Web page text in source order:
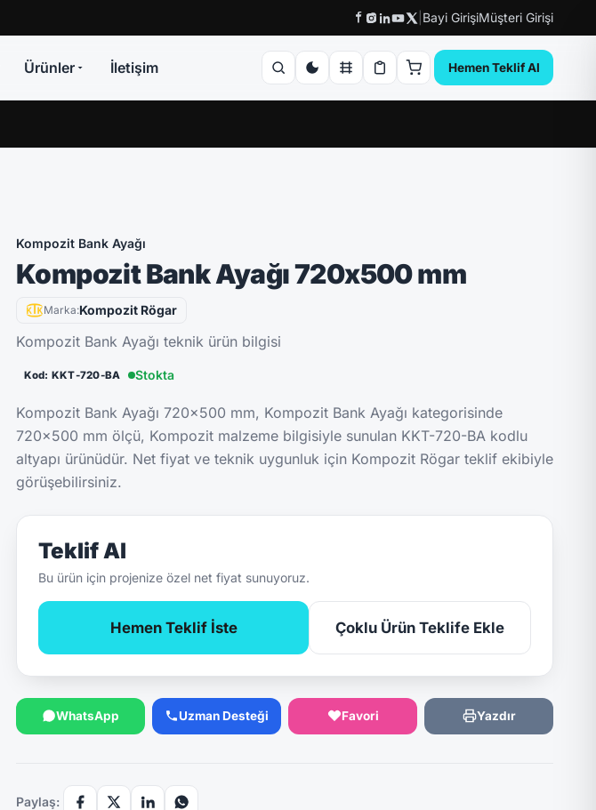
Bayi GirişiMüşteri Girişi
Ürünler İletişim Hemen Teklif Al
Kompozit Bank Ayağı
Kompozit Bank Ayağı 720x500 mm
Marka:Kompozit Rögar
Kompozit Bank Ayağı teknik ürün bilgisi
Kod: KKT-720-BA Stokta
Kompozit Bank Ayağı 720x500 mm, Kompozit Bank Ayağı kategorisinde
720x500 mm ölçü, Kompozit malzeme bilgisiyle sunulan KKT-720-BA kodlu
altyapı ürünüdür. Net fiyat ve teknik uygunluk için Kompozit Rögar teklif ekibiyle
görüşebilirsiniz.
Teklif Al
Bu ürün için projenize özel net fiyat sunuyoruz.
Hemen Teklif İste Çoklu Ürün Teklife Ekle
WhatsApp Uzman Desteği Favori Yazdır
Paylaş: